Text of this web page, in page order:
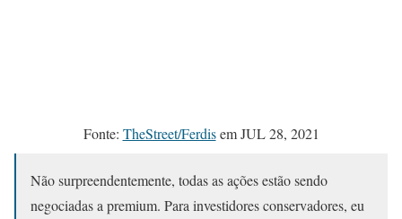
Fonte: TheStreet/Ferdisem JUL 28, 2021
Não surpreendentemente, todas as ações estão sendo
negociadas a premium. Para investidores conservadores, eu